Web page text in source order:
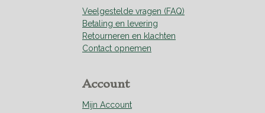
2
1
s
t
e
n
Veelgestelde vragen (FAQ)
Betaling en levering
Retourneren en klachten
Contact opnemen
Account
Mijn Account